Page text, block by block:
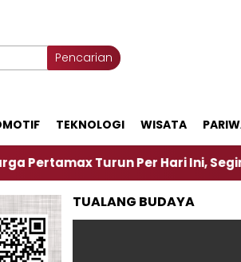
Pencarian
TEKNOLOGI WISATA
Turun Per Hari Ini, Segini
TUALANG BUDAYA